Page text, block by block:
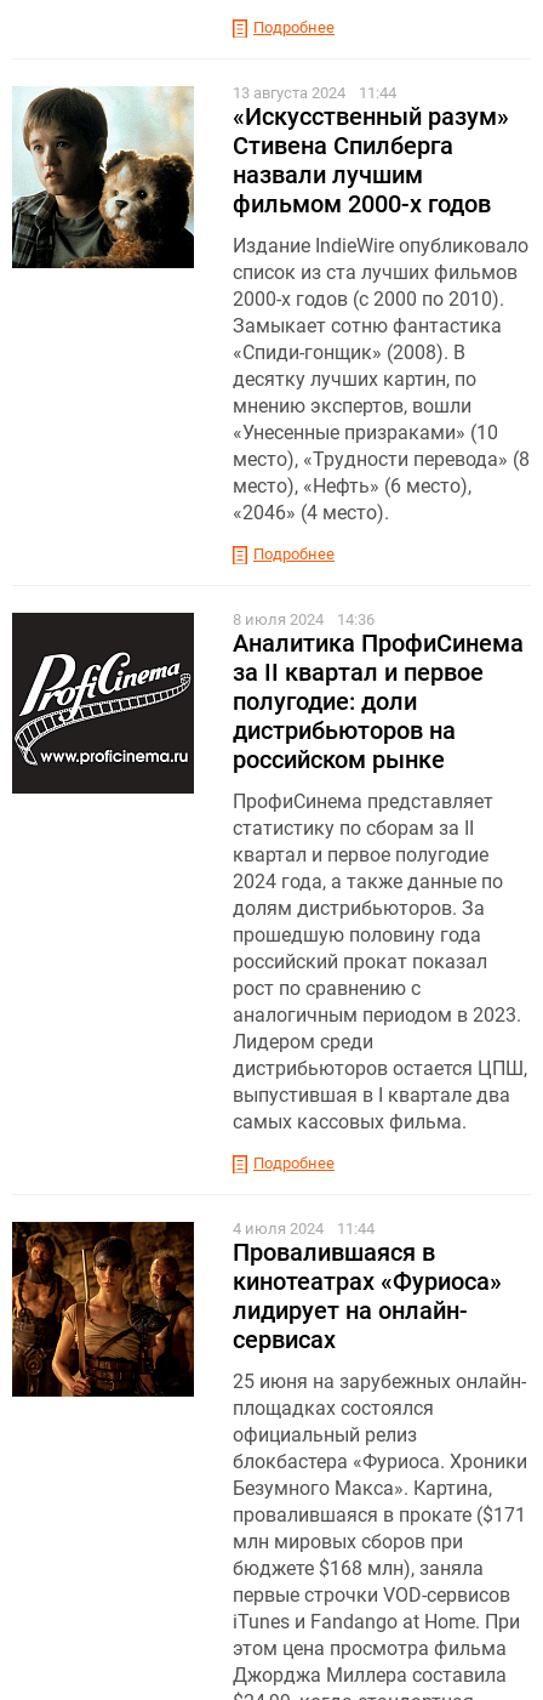
Подробнее
13 августа 2024 11:44
«Искусственный разум»
Стивена Спилберга
назвали лучшим
фильмом 2000-х годов
Издание IndieWire опубликовало
список из ста лучших фильмов
2000-х годов (с 2000 по 2010).
Замыкает сотню фантастика
«Спиди-гонщик» (2008). В
десятку лучших картин, по
мнению экспертов, вошли
«Унесенные призраками» (10
место), «Трудности перевода» (8
место), «Нефть» (6 место),
«2046» (4 место).
Подробнее
8 июля 2024 14:36
Аналитика ПрофиСинема
за II квартал и первое
полугодие: доли
дистрибьюторов на
российском рынке
ПрофиСинема представляет
статистику по сборам за II
квартал и первое полугодие
2024 года, а также данные по
долям дистрибьюторов. За
прошедшую половину года
российский прокат показал
рост по сравнению с
аналогичным периодом в 2023.
Лидером среди
дистрибьюторов остается ЦПШ,
выпустившая в I квартале два
самых кассовых фильма.
Подробнее
4 июля 2024 11:44
Провалившаяся в
кинотеатрах «Фуриоса»
лидирует на онлайн-
сервисах
25 июня на зарубежных онлайн-
площадках состоялся
официальный релиз
блокбастера «Фуриоса. Хроники
Безумного Макса». Картина,
провалившаяся в прокате ($171
млн мировых сборов при
бюджете $168 млн), заняла
первые строчки VOD-сервисов
iTunes и Fandango at Home. При
этом цена просмотра фильма
Джорджа Миллера составила